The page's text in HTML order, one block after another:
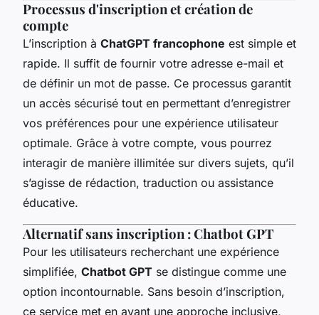
Processus d'inscription et création de
compte
L’inscription à ChatGPT francophone est simple et
rapide. Il suffit de fournir votre adresse e-mail et
de définir un mot de passe. Ce processus garantit
un accès sécurisé tout en permettant d’enregistrer
vos préférences pour une expérience utilisateur
optimale. Grâce à votre compte, vous pourrez
interagir de manière illimitée sur divers sujets, qu’il
s’agisse de rédaction, traduction ou assistance
éducative.
Alternatif sans inscription : Chatbot GPT
Pour les utilisateurs recherchant une expérience
simplifiée, Chatbot GPT se distingue comme une
option incontournable. Sans besoin d’inscription,
ce service met en avant une approche inclusive,